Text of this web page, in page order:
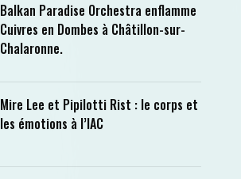
Balkan Paradise Orchestra enflamme
Cuivres en Dombes à Châtillon-sur-
Chalaronne.
Mire Lee et Pipilotti Rist : le corps et
les émotions à l’IAC